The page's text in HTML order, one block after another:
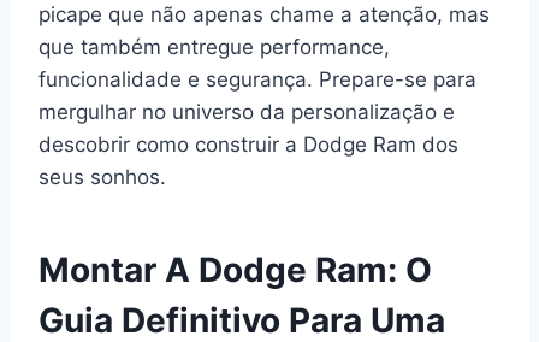
picape que não apenas chame a atenção, mas
que também entregue performance,
funcionalidade e segurança. Prepare-se para
mergulhar no universo da personalização e
descobrir como construir a Dodge Ram dos
seus sonhos.
Montar A Dodge Ram: O
Guia Definitivo Para Uma